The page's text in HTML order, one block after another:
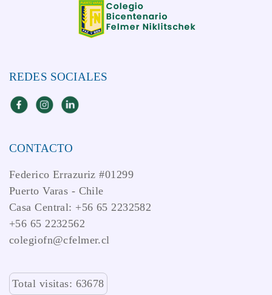
REDES SOCIALES
CONTACTO
Federico Errazuriz #01299
Puerto Varas - Chile
Casa Central: +56 65 2232582
+56 65 2232562
colegiofn@cfelmer.cl
Total visitas: 63678